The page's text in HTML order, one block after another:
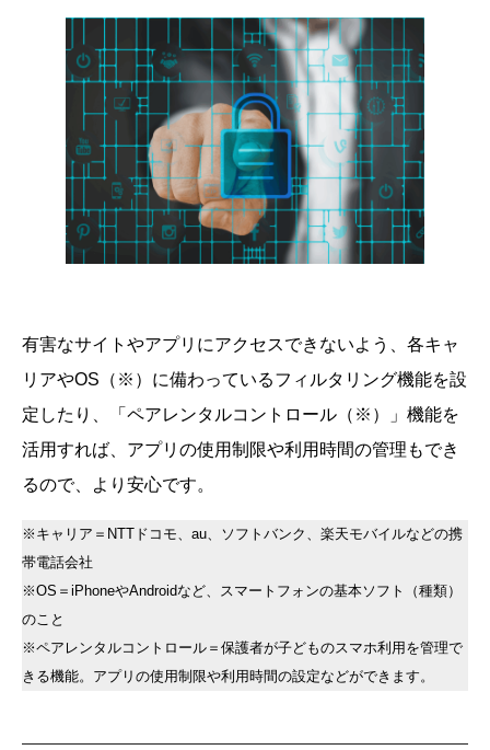
有害なサイトやアプリにアクセスできないよう、各キャ
リアやOS（※）に備わっているフィルタリング機能を設
定したり、「ペアレンタルコントロール（※）」機能を
活用すれば、アプリの使用制限や利用時間の管理もでき
るので、より安心です。
※キャリア＝NTTドコモ、au、ソフトバンク、楽天モバイルなどの携
帯電話会社
※OS＝iPhoneやAndroidなど、スマートフォンの基本ソフト（種類）
のこと
※ペアレンタルコントロール＝保護者が子どものスマホ利用を管理で
きる機能。アプリの使用制限や利用時間の設定などができます。